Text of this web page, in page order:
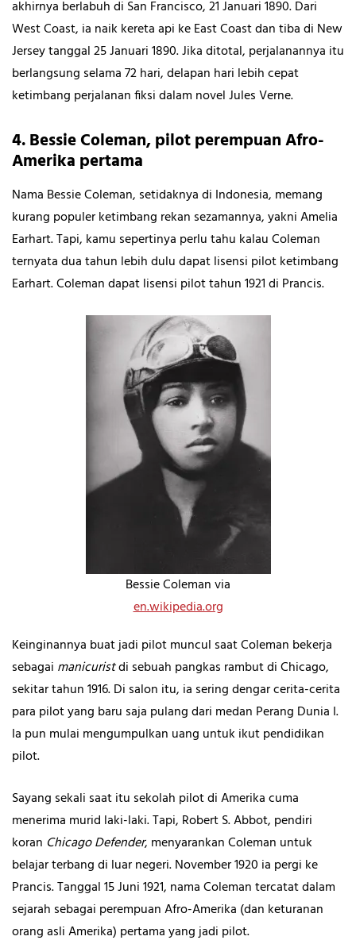
akhirnya berlabuh di San Francisco, 21 Januari 1890. Dari
West Coast, ia naik kereta api ke East Coast dan tiba di New
Jersey tanggal 25 Januari 1890. Jika ditotal, perjalanannya itu
berlangsung selama 72 hari, delapan hari lebih cepat
ketimbang perjalanan fiksi dalam novel Jules Verne.
4. Bessie Coleman, pilot perempuan Afro-
Amerika pertama
Nama Bessie Coleman, setidaknya di Indonesia, memang
kurang populer ketimbang rekan sezamannya, yakni Amelia
Earhart. Tapi, kamu sepertinya perlu tahu kalau Coleman
ternyata dua tahun lebih dulu dapat lisensi pilot ketimbang
Earhart. Coleman dapat lisensi pilot tahun 1921 di Prancis.
Bessie Coleman via
en.wikipedia.org
Keinginannya buat jadi pilot muncul saat Coleman bekerja
sebagai manicuristdi sebuah pangkas rambut di Chicago,
sekitar tahun 1916. Di salon itu, ia sering dengar cerita-cerita
para pilot yang baru saja pulang dari medan Perang Dunia I.
Ia pun mulai mengumpulkan uang untuk ikut pendidikan
pilot.
Sayang sekali saat itu sekolah pilot di Amerika cuma
menerima murid laki-laki. Tapi, Robert S. Abbot, pendiri
koran Chicago Defender, menyarankan Coleman untuk
belajar terbang di luar negeri. November 1920 ia pergi ke
Prancis. Tanggal 15 Juni 1921, nama Coleman tercatat dalam
sejarah sebagai perempuan Afro-Amerika (dan keturanan
orang asli Amerika) pertama yang jadi pilot.